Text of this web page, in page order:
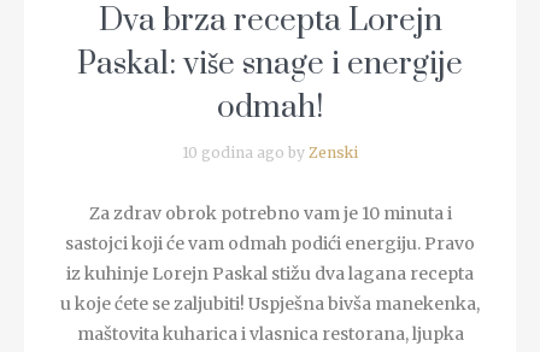
Dva brza recepta Lorejn
Paskal: više snage i energije
odmah!
10 godina ago by Zenski
Za zdrav obrok potrebno vam je 10 minuta i
sastojci koji će vam odmah podići energiju. Pravo
iz kuhinje Lorejn Paskal stižu dva lagana recepta
u koje ćete se zaljubiti! Uspješna bivša manekenka,
maštovita kuharica i vlasnica restorana, ljupka